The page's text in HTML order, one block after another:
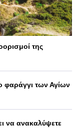
της
φαράγγι των Αγίων
να ανακαλύψετε